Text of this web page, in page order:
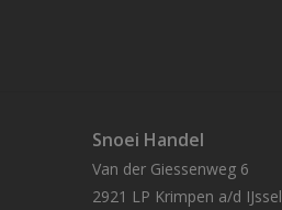
Snoei Handel
Van der Giessenweg 6
2921 LP Krimpen a/d IJssel